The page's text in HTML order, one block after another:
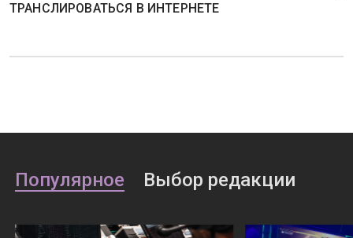
ТРАНСЛИРОВАТЬСЯ В ИНТЕРНЕТЕ
Популярное Выбор редакции